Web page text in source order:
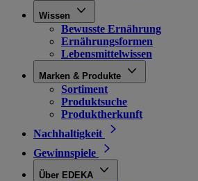
Wissen
Bewusste Ernährung
Ernährungsformen
Lebensmittelwissen
Marken & Produkte
Sortiment
Produktsuche
Produktherkunft
Nachhaltigkeit
Gewinnspiele
Über EDEKA